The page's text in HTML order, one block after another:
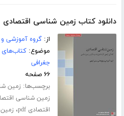
دانلود کتاب زمین شناسی اقتصادی
از:گروه آموزشی
موضوع:
جغرافی
۶۶ صفحه
برچسب‌ها: زمین
زمین شناسی
اقتصادی pdf
،